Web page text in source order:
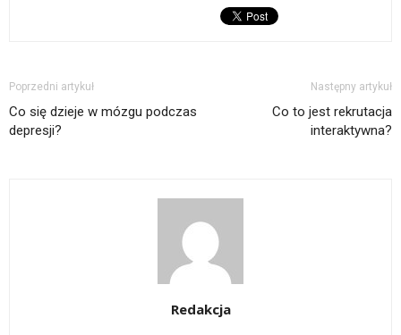
Poprzedni artykuł
Co się dzieje w mózgu podczas
depresji?
Następny artykuł
Co to jest rekrutacja
interaktywna?
Redakcja